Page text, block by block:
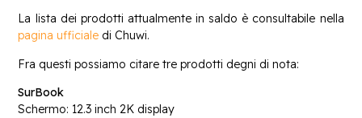
La lista dei prodotti attualmente in saldo è consultabile nella
pagina ufficiale di Chuwi.
Fra questi possiamo citare tre prodotti degni di nota:
SurBook
Schermo: 12.3 inch 2K display